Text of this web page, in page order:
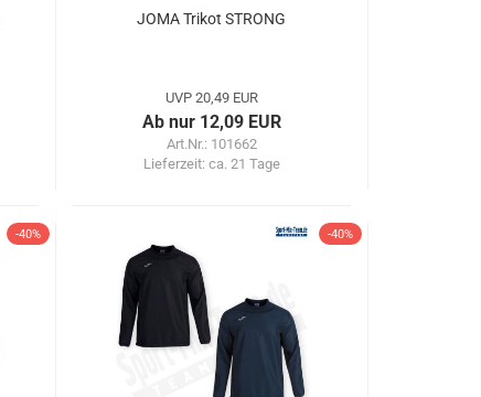
JOMA Trikot STRONG
UVP 20,49 EUR
Ab nur 12,09 EUR
Art.Nr.: 101662
Lieferzeit:ca. 21 Tage
-40% -40%